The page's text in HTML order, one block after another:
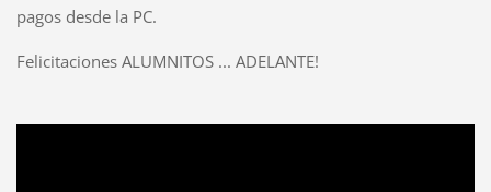
pagos desde la PC.
Felicitaciones ALUMNITOS ... ADELANTE!